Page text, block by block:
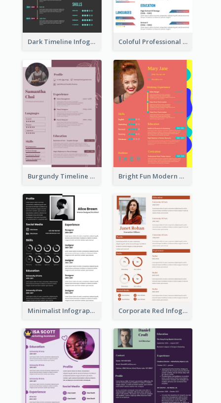
Dark Timeline Infographic Resume Coloful Professional Distinguished Resume
Burgundy Timeline Marketer Resume Bright Fun Modern Student Resume
Minimalist Infographic Resume Corporate Red Infographic Resume